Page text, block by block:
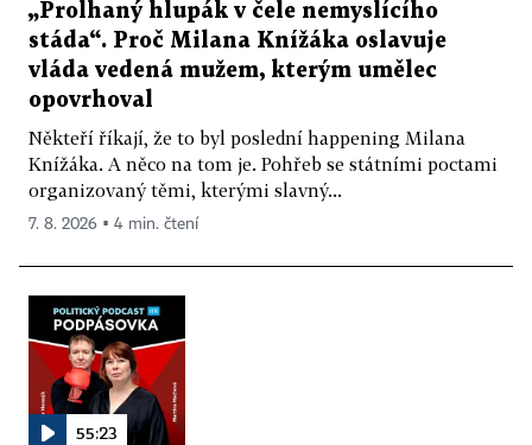
„Prolhaný hlupák v čele nemyslícího
stáda“. Proč Milana Knížáka oslavuje
vláda vedená mužem, kterým umělec
opovrhoval
Někteří říkají, že to byl poslední happening Milana
Knížáka. A něco na tom je. Pohřeb se státními poctami
organizovaný těmi, kterými slavný...
7. 8. 2026 ▪ 4 min. čtení
55:23